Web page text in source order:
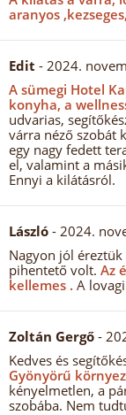
aranyos
Edit - 2024.
A sümegi Hotel
konyha, a
udvarias,
várra néző szobát
egy nagy fedett
el, valamint a
Ennyi a kilátásról.
László - 2024.
Nagyon jól
pihentető volt. Az
kellemes . A
Zoltán Gergő -
Kedves és
Gyönyörű
kényelmetlen, a
szobába. Nem